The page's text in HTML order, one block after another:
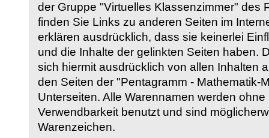
der Gruppe "Virtuelles Klassenzimmer" des
finden Sie Links zu anderen Seiten im
erklären ausdrücklich, dass sie keinerlei
und die Inhalte der gelinkten Seiten haben.
sich hiermit ausdrücklich von allen Inhalten
den Seiten der "Pentagramm - Mathematik-
Unterseiten. Alle Warennamen werden
Verwendbarkeit benutzt und sind
Warenzeichen.